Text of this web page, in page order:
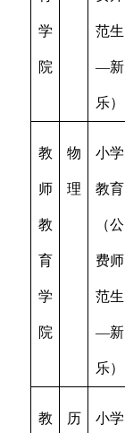
学
院
范生
—新
乐）
教
师
教
育
学
院
物
理
小学
教育
（公
费师
范生
—新
乐）
教 历 小学